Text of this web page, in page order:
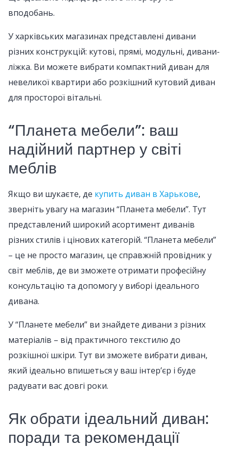
вподобань.
У харківських магазинах представлені дивани
різних конструкцій: кутові, прямі, модульні, дивани-
ліжка. Ви можете вибрати компактний диван для
невеликої квартири або розкішний кутовий диван
для просторої вітальні.
“Планета мебели”: ваш
надійний партнер у світі
меблів
Якщо ви шукаєте, де купить диван в Харькове,
зверніть увагу на магазин “Планета мебели”. Тут
представлений широкий асортимент диванів
різних стилів і цінових категорій. “Планета мебели”
– це не просто магазин, це справжній провідник у
світ меблів, де ви зможете отримати професійну
консультацію та допомогу у виборі ідеального
дивана.
У “Планете мебели” ви знайдете дивани з різних
матеріалів – від практичного текстилю до
розкішної шкіри. Тут ви зможете вибрати диван,
який ідеально впишеться у ваш інтер’єр і буде
радувати вас довгі роки.
Як обрати ідеальний диван:
поради та рекомендації